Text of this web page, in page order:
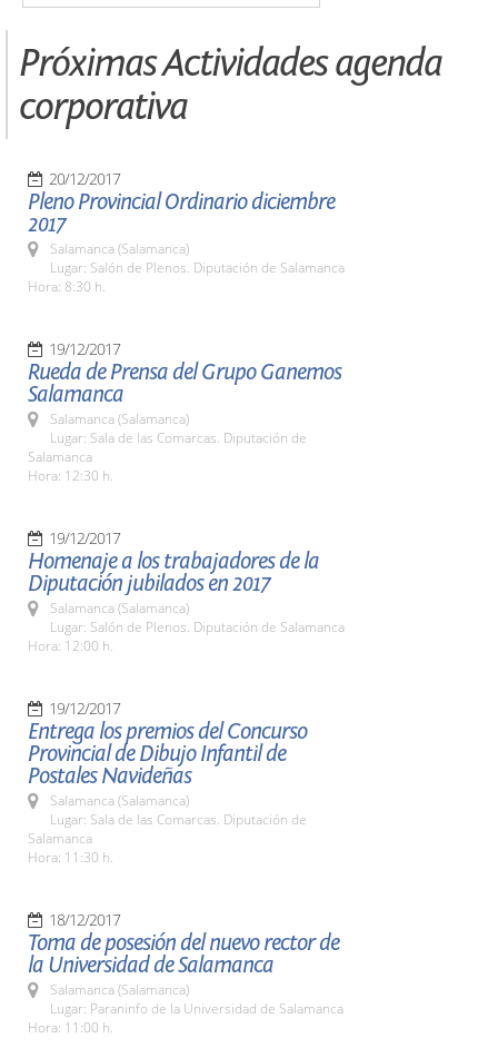
Próximas Actividades agenda
corporativa
20/12/2017
Pleno Provincial Ordinario diciembre
2017
Salamanca (Salamanca)
Lugar: Salón de Plenos. Diputación de Salamanca
Hora: 8:30 h.
19/12/2017
Rueda de Prensa del Grupo Ganemos
Salamanca
Salamanca (Salamanca)
Lugar: Sala de las Comarcas. Diputación de
Salamanca
Hora: 12:30 h.
19/12/2017
Homenaje a los trabajadores de la
Diputación jubilados en 2017
Salamanca (Salamanca)
Lugar: Salón de Plenos. Diputación de Salamanca
Hora: 12:00 h.
19/12/2017
Entrega los premios del Concurso
Provincial de Dibujo Infantil de
Postales Navideñas
Salamanca (Salamanca)
Lugar: Sala de las Comarcas. Diputación de
Salamanca
Hora: 11:30 h.
18/12/2017
Toma de posesión del nuevo rector de
la Universidad de Salamanca
Salamanca (Salamanca)
Lugar: Paraninfo de la Universidad de Salamanca
Hora: 11:00 h.